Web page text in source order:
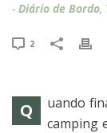
- Diário de Bordo,
2
Q
uando
camping